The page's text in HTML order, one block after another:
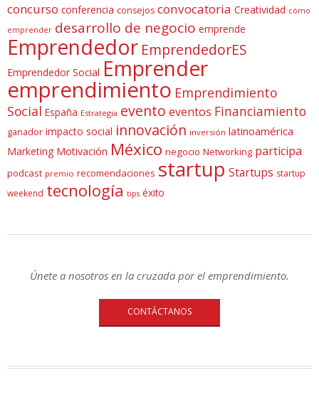
concurso conferencia consejos convocatoria Creatividad cómo
emprender desarrollo de negocio emprende
Emprendedor EmprendedorES
Emprendedor Social Emprender
emprendimiento Emprendimiento
Social España Estrategia evento eventos Financiamiento
ganador impacto social innovación inversión latinoamérica
Marketing Motivación México negocio Networking participa
podcast premio recomendaciones startup Startups startup
weekend tecnología tips éxito
Únete a nosotros en la cruzada por el emprendimiento.
CONTÁCTANOS